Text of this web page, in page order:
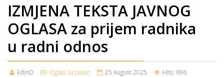
IZMJENA TEKSTA JAVNOG
OGLASA za prijem radnika
u radni odnos
EdinD Oglasi za posao 25 August 2025 Hits: 696